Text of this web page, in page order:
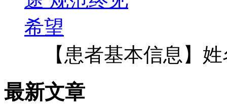
【患者基本信息】
最新文章